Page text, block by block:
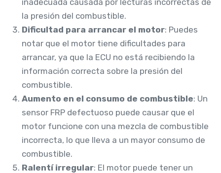
la presión del combustible.
Dificultad para arrancar el motor: Puedes
notar que el motor tiene dificultades para
arrancar, ya que la ECU no está recibiendo la
información correcta sobre la presión del
combustible.
Aumento en el consumo de combustible: Un
sensor FRP defectuoso puede causar que el
motor funcione con una mezcla de combustible
incorrecta, lo que lleva a un mayor consumo de
combustible.
Ralentí irregular: El motor puede tener un